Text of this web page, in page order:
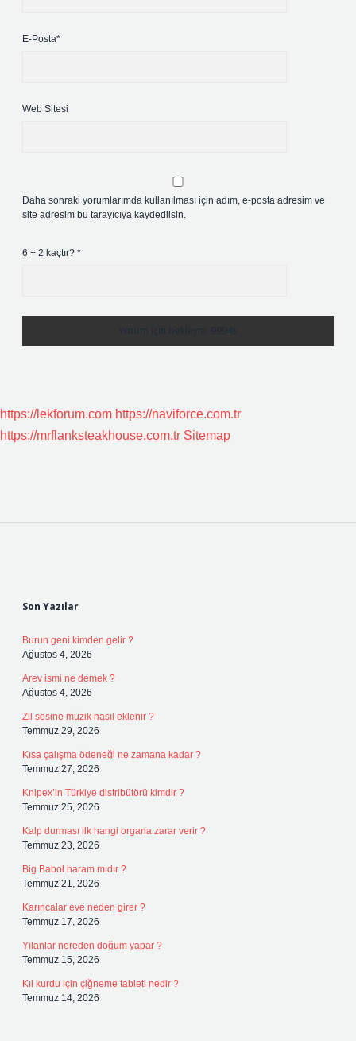
E-Posta*
Web Sitesi
Daha sonraki yorumlarımda kullanılması için adım, e-posta adresim ve
site adresim bu tarayıcıya kaydedilsin.
6 + 2 kaçtır? *
https://lekforum.com https://naviforce.com.tr
https://mrflanksteakhouse.com.tr Sitemap
Son Yazılar
Burun geni kimden gelir ?
Ağustos 4, 2026
Arev ismi ne demek ?
Ağustos 4, 2026
Zil sesine müzik nasıl eklenir ?
Temmuz 29, 2026
Kısa çalışma ödeneği ne zamana kadar ?
Temmuz 27, 2026
Knipex’in Türkiye distribütörü kimdir ?
Temmuz 25, 2026
Kalp durması ilk hangi organa zarar verir ?
Temmuz 23, 2026
Big Babol haram mıdır ?
Temmuz 21, 2026
Karıncalar eve neden girer ?
Temmuz 17, 2026
Yılanlar nereden doğum yapar ?
Temmuz 15, 2026
Kıl kurdu için çiğneme tableti nedir ?
Temmuz 14, 2026